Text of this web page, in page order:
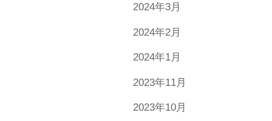
2024年3月
2024年2月
2024年1月
2023年11月
2023年10月